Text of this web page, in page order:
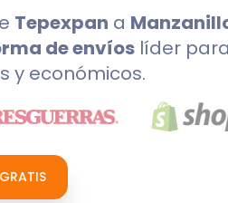
Tepexpan a
de envíos líder
y económicos.